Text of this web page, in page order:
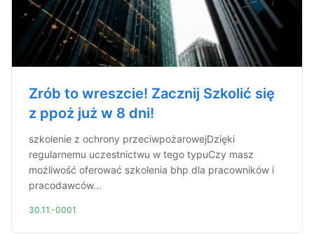
Zrób to wreszcie! Zacznij Szkolić się
z ppoż już w 8 dni!
szkolenie z ochrony przeciwpożarowejDzięki
regularnemu uczestnictwu w tego typuCzy masz
możliwość oferować szkolenia bhp dla pracowników i
pracodawców...
30.11.-0001